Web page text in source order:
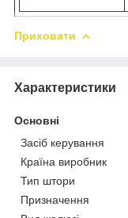
Приховати
Характеристики
Основні
Засіб керування
Країна виробник
Тип штори
Призначення